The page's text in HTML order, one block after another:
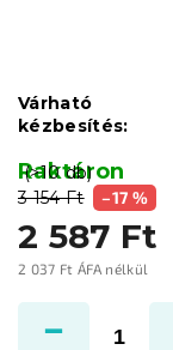
3 154 Ft –17 %
2 587 Ft
2 037 Ft ÁFA nélkül
Raktáron
(>10 db)
Várható
kézbesítés: